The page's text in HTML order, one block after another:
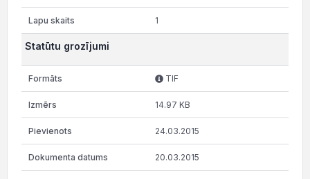
1
Statūtu grozījumi
TIF
14.97 KB
24.03.2015
20.03.2015